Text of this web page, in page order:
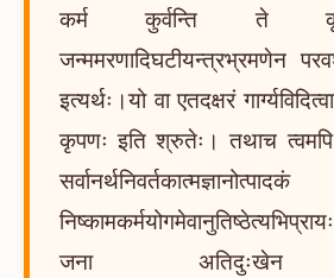
कर्म कुर्वन्ति ते
जन्ममरणादिघटीयन्त्रभ्रमणेन
इत्यर्थः।यो वा एतदक्षरं
कृपणः इति श्रुतेः। तथाच
सर्वानर्थनिवर्तकात्मज्ञानोत्पादकं
जना अतिदुःखेन